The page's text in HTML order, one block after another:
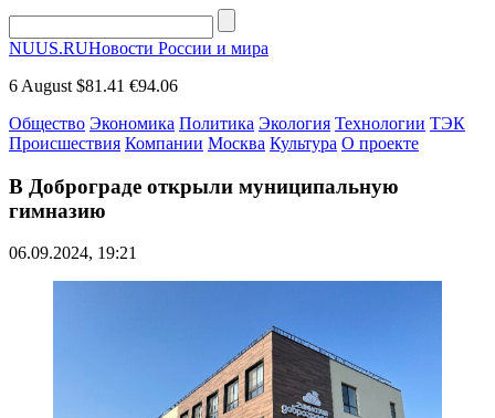
NUUS.RUНовости России и мира
6 August $81.41 €94.06
Общество Экономика Политика Экология Технологии ТЭК
Происшествия Компании Москва Культура О проекте
В Доброграде открыли муниципальную
гимназию
06.09.2024, 19:21